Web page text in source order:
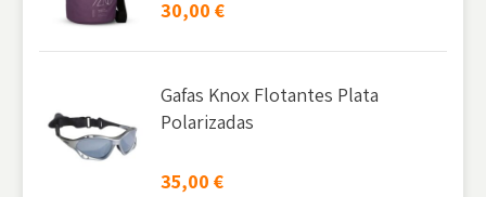
30,00€
Gafas Knox Flotantes Plata
Polarizadas
35,00€